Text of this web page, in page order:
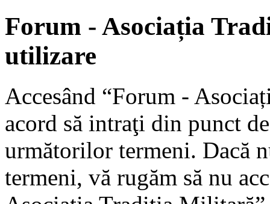
Forum - Asociația
utilizare
Accesând “Forum -
acord să intraţi din punct
următorilor termeni. Dacă
termeni, vă rugăm să nu